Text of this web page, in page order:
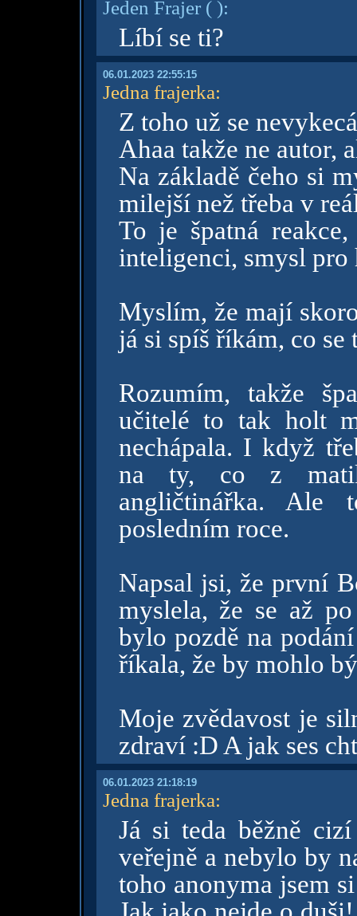
Jeden Frajer( ):
Líbí se ti?
06.01.2023 22:55:15
Jedna frajerka:
Z toho už se
Ahaa takže ne autor,
Na základě čeho si
milejší než třeba v
To je špatná
inteligenci, smysl pro
Myslím, že mají
já si spíš říkám, co
Rozumím, takže
učitelé to tak holt
nechápala. I když
na ty, co z
angličtinářka. Ale
posledním roce.
Napsal jsi, že první
myslela, že se až
bylo pozdě na
říkala, že by mohlo
Moje zvědavost je
zdraví :D A jak ses
06.01.2023 21:18:19
Jedna frajerka:
Já si teda běžně
veřejně a nebylo by
toho anonyma jsem